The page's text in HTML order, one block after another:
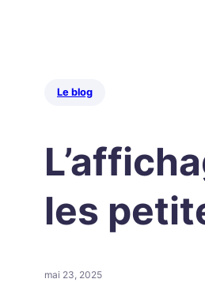
Le blog
les
mai 23, 2025